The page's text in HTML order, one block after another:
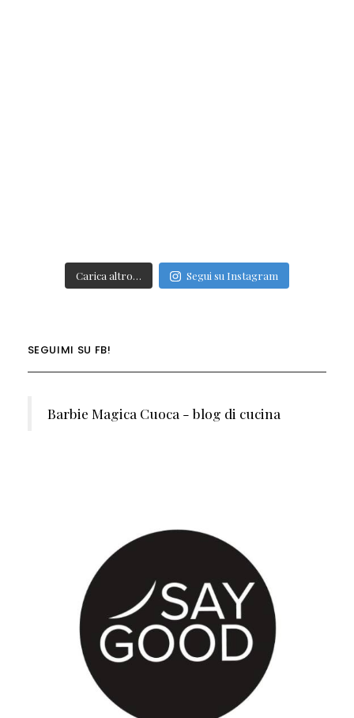
Carica altro… Segui su Instagram
SEGUIMI SU FB!
Barbie Magica Cuoca - blog di cucina